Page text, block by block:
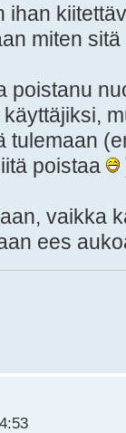
ihan
miten
poistanu
tulemaan
poistaa
vaikka
ees